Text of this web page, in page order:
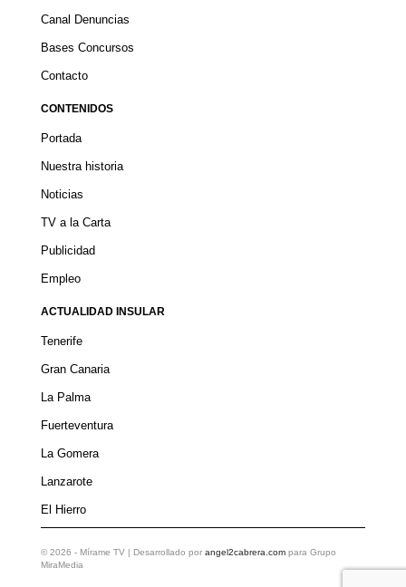
Canal Denuncias
Bases Concursos
Contacto
CONTENIDOS
Portada
Nuestra historia
Noticias
TV a la Carta
Publicidad
Empleo
ACTUALIDAD INSULAR
Tenerife
Gran Canaria
La Palma
Fuerteventura
La Gomera
Lanzarote
El Hierro
© 2026 - Mírame TV | Desarrollado por angel2cabrera.compara Grupo
MiraMedia